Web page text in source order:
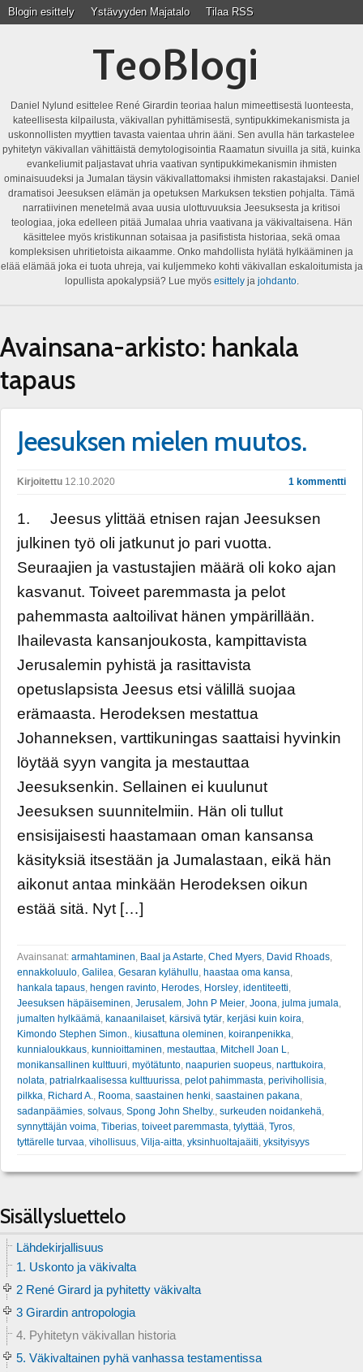
Blogin esittely Ystävyyden Majatalo Tilaa RSS
TeoBlogi
Daniel Nylund esittelee René Girardin teoriaa halun mimeettisestä luonteesta,
kateellisesta kilpailusta, väkivallan pyhittämisestä, syntipukkimekanismista ja
uskonnollisten myyttien tavasta vaientaa uhrin ääni. Sen avulla hän tarkastelee
pyhitetyn väkivallan vähittäistä demytologisointia Raamatun sivuilla ja sitä, kuinka
evankeliumit paljastavat uhria vaativan syntipukkimekanismin ihmisten
ominaisuudeksi ja Jumalan täysin väkivallattomaksi ihmisten rakastajaksi. Daniel
dramatisoi Jeesuksen elämän ja opetuksen Markuksen tekstien pohjalta. Tämä
narratiivinen menetelmä avaa uusia ulottuvuuksia Jeesuksesta ja kritisoi
teologiaa, joka edelleen pitää Jumalaa uhria vaativana ja väkivaltaisena. Hän
käsittelee myös kristikunnan sotaisaa ja pasifistista historiaa, sekä omaa
kompleksisen uhritietoista aikaamme. Onko mahdollista hylätä hylkääminen ja
elää elämää joka ei tuota uhreja, vai kuljemmeko kohti väkivallan eskaloitumista ja
lopullista apokalypsiä? Lue myös esittelyja johdanto.
Avainsana-arkisto: hankala
tapaus
Jeesuksen mielen muutos.
Kirjoitettu 12.10.2020 1 kommentti
1. Jeesus ylittää etnisen rajan Jeesuksen
julkinen työ oli jatkunut jo pari vuotta.
Seuraajien ja vastustajien määrä oli koko ajan
kasvanut. Toiveet paremmasta ja pelot
pahemmasta aaltoilivat hänen ympärillään.
Ihailevasta kansanjoukosta, kampittavista
Jerusalemin pyhistä ja rasittavista
opetuslapsista Jeesus etsi välillä suojaa
erämaasta. Herodeksen mestattua
Johanneksen, varttikuningas saattaisi hyvinkin
löytää syyn vangita ja mestauttaa
Jeesuksenkin. Sellainen ei kuulunut
Jeesuksen suunnitelmiin. Hän oli tullut
ensisijaisesti haastamaan oman kansansa
käsityksiä itsestään ja Jumalastaan, eikä hän
aikonut antaa minkään Herodeksen oikun
estää sitä. Nyt […]
Avainsanat: armahtaminen Baal ja Astarte Ched Myers David Rhoads
ennakkoluulo Galilea Gesaran kylähullu haastaa oma kansa
hankala tapaus hengen ravinto Herodes Horsley identiteetti
Jeesuksen häpäiseminen Jerusalem John P Meier Joona julma jumala
jumalten hylkäämä kanaanilaiset, kärsivä tytär kerjäsi kuin koira
Kimondo Stephen Simon.
kiusattuna oleminen koiranpenikka
kunnialoukkaus kunnioittaminen mestauttaa Mitchell Joan L
monikansallinen kulttuuri myötätunto naapurien suopeus narttukoira
nolata patrialrkaalisessa kulttuurissa pelot pahimmasta perivihollisia
pilkka Richard A. Rooma saastainen henki saastainen pakana
sadanpäämies solvaus Spong John Shelby. surkeuden noidankehä
synnyttäjän voima Tiberias toiveet paremmasta tylyttää Tyros
tyttärelle turvaa vihollisuus Vilja-aitta yksinhuoltajaäiti yksityisyys
Sisällysluettelo
Lähdekirjallisuus
1. Uskonto ja väkivalta
2 René Girard ja pyhitetty väkivalta
3 Girardin antropologia
4. Pyhitetyn väkivallan historia
5. Väkivaltainen pyhä vanhassa testamentissa